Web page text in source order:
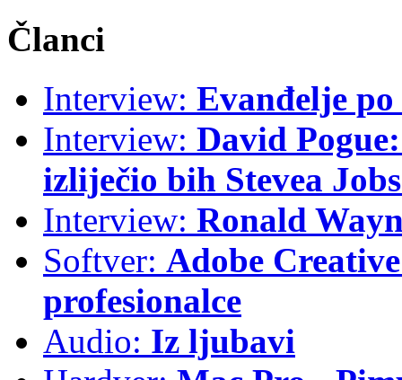
Članci
Interview: Evanđelje
Interview: David
izliječio bih Stevea
Interview: Ronald
Softver: Adobe
profesionalce
Audio: Iz ljubavi